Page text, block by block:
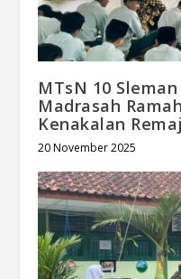
MTsN 10
Madrasah
Kenakalan
20 November 2025